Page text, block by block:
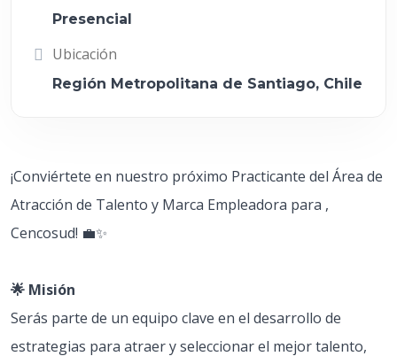
Presencial
Ubicación
Región Metropolitana de Santiago, Chile
¡Conviértete en nuestro próximo Practicante del Área de
Atracción de Talento y Marca Empleadora para ,
Cencosud! 💼✨
🌟 Misión
Serás parte de un equipo clave en el desarrollo de
estrategias para atraer y seleccionar el mejor talento,